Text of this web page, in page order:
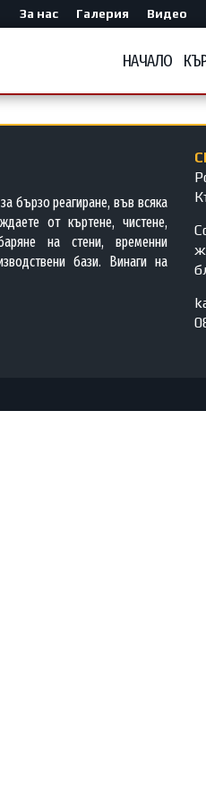
За нас Галерия Видео
НАЧАЛО
бързо реагиране, във всяка
от къртене, чистене,
на стени, временни
бази. Винаги на